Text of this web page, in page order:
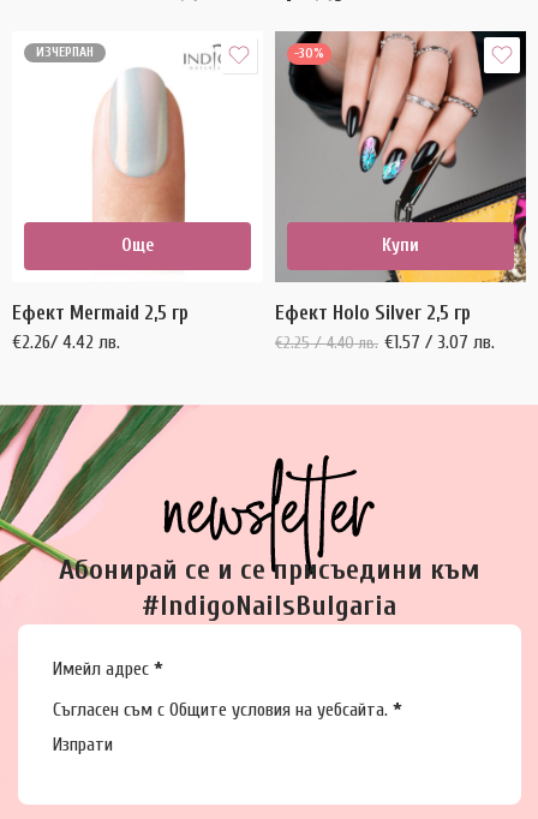
ИЗЧЕРПАН
Още
Ефект Mermaid 2,5 гр
€2.26/ 4.42 лв.
-30%
Купи
Ефект Holo Silver 2,5 гр
€2.25/ 4.40 лв. €1.57 / 3.07 лв.
Абонирай се и се присъедини към
#IndigoNailsBulgaria
Section
Имейл адрес *
Съгласен съм с Общите условияна уебсайта. *
Изпрати